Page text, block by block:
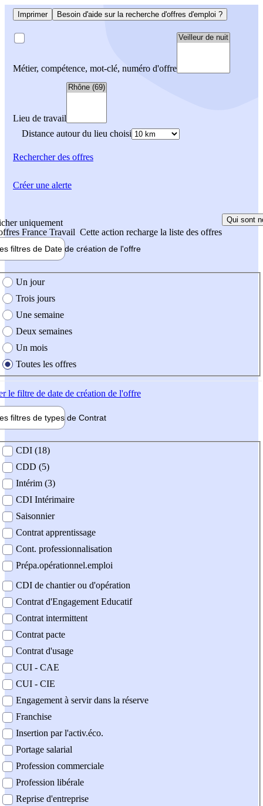
Imprimer Besoin d'aide sur la recherche d'offres d'emploi ?
Métier, compétence, mot-clé, numéro d'offre
Lieu de travail
Distance autour du lieu choisi
Rechercherdes offres
uniquement
France Travail Cette action recharge la liste des offres
Qui sont
filtres de Date de création de l'offre
création de l'offre
Un jour
Trois jours
Une semaine
Deux semaines
Un mois
Toutes les offres
le filtre de date de création de l'offre
filtres de types de Contrat
contrat
CDI (18)
CDD (5)
Intérim (3)
CDI Intérimaire
Saisonnier
Contrat apprentissage
Cont. professionnalisation
Prépa.opérationnel.emploi
CDI de chantier ou d'opération
Contrat d'Engagement Educatif
Contrat intermittent
Contrat pacte
Contrat d'usage
CUI - CAE
CUI - CIE
Engagement à servir dans la réserve
Franchise
Insertion par l'activ.éco.
Portage salarial
Profession commerciale
Profession libérale
Reprise d'entreprise
Créer une alerte